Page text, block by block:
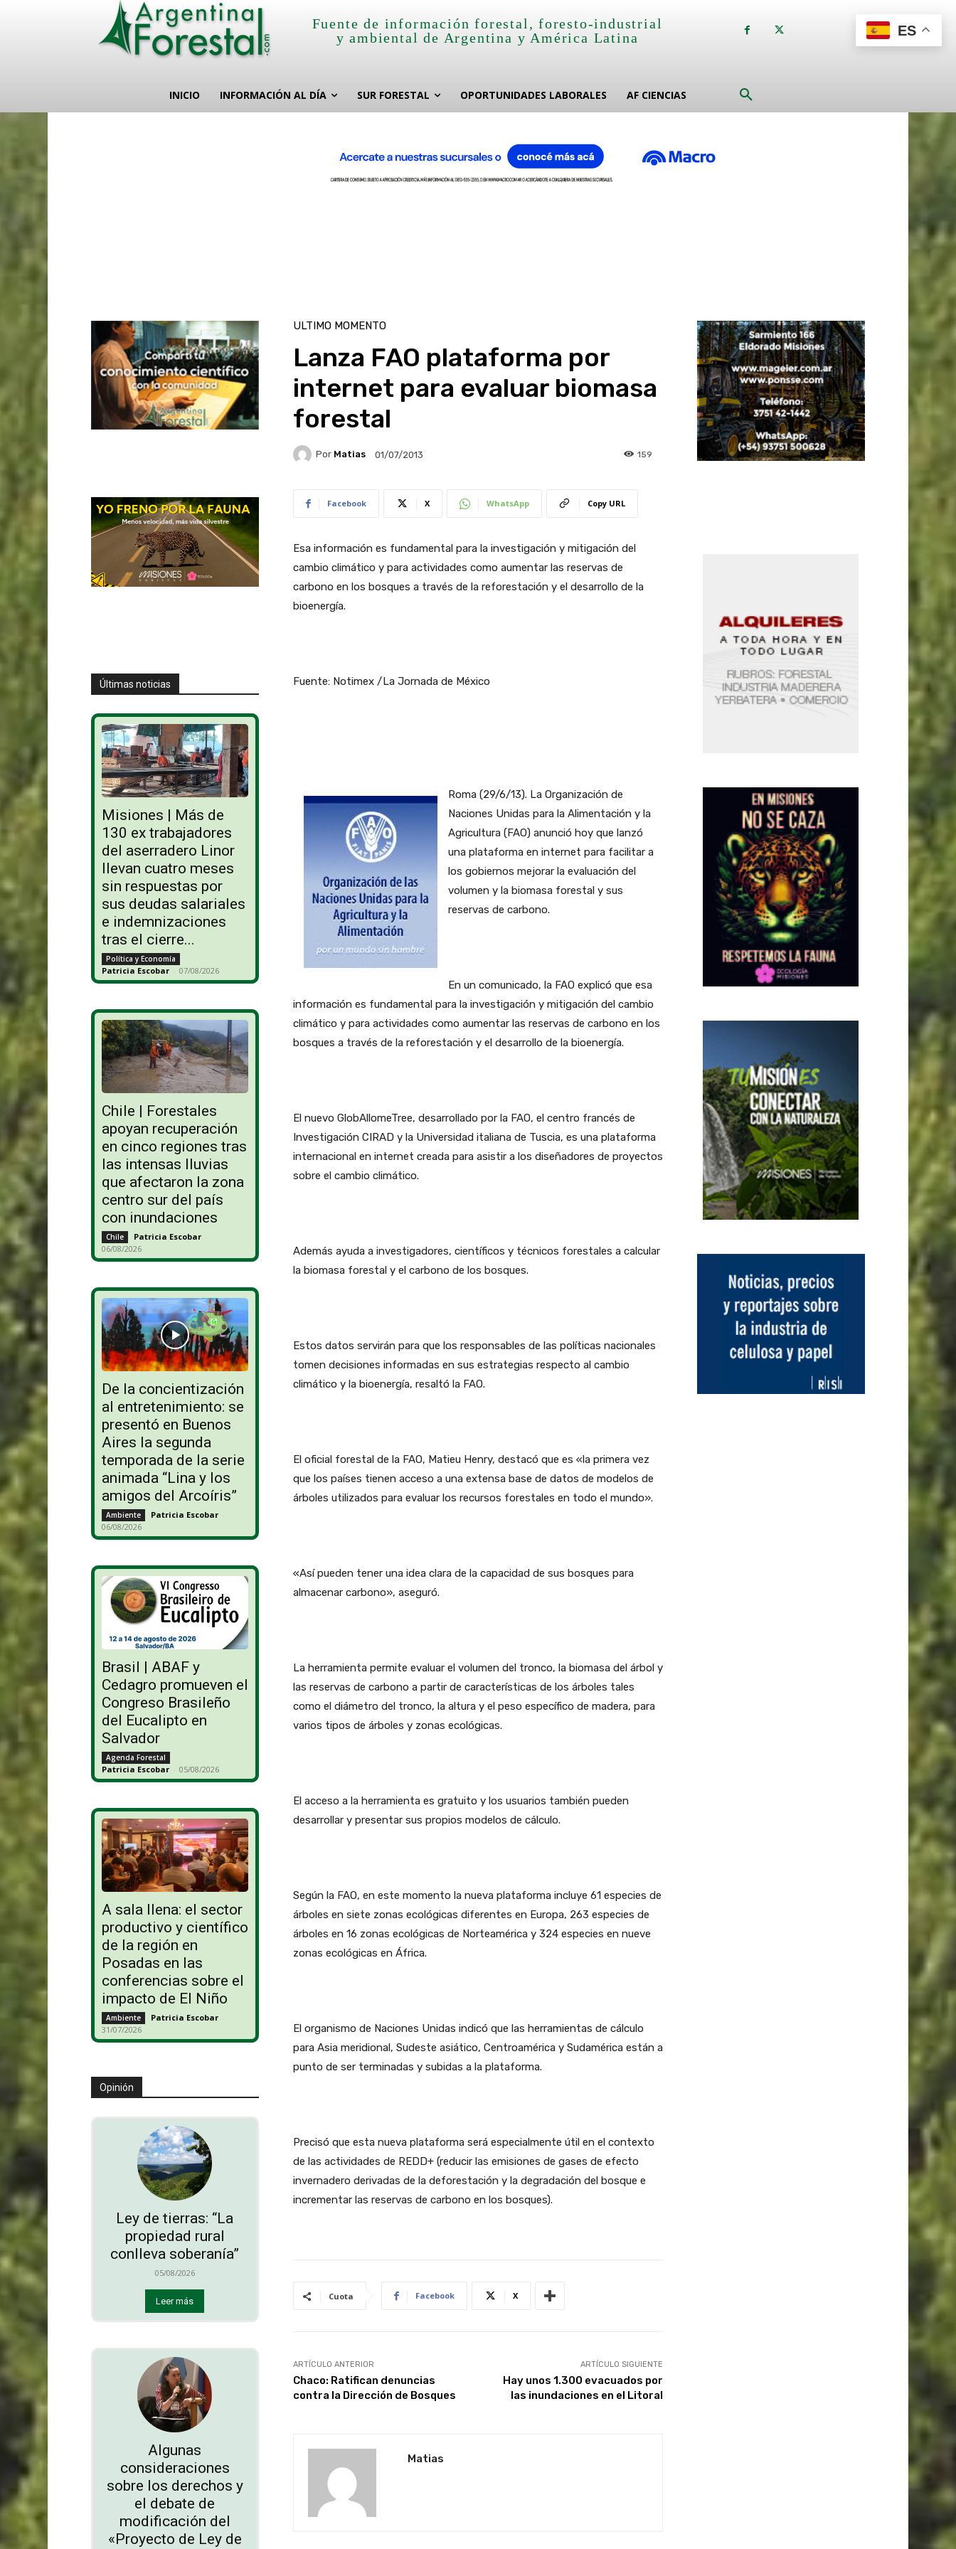
Fuente de información forestal, foresto-industrial
y ambiental de Argentina y América Latina
INICIO INFORMACIÓN AL DÍA SUR FORESTAL OPORTUNIDADES LABORALES AF CIENCIAS
Últimas noticias
Misiones | Más de
130 ex trabajadores
del aserradero Linor
llevan cuatro meses
sin respuestas por
sus deudas salariales
e indemnizaciones
tras el cierre...
Política y Economía
Patricia Escobar - 07/08/2026
Chile | Forestales
apoyan recuperación
en cinco regiones tras
las intensas lluvias
que afectaron la zona
centro sur del país
con inundaciones
Chile Patricia Escobar -
06/08/2026
De la concientización
al entretenimiento: se
presentó en Buenos
Aires la segunda
temporada de la serie
animada “Lina y los
amigos del Arcoíris”
Ambiente Patricia Escobar -
06/08/2026
Brasil | ABAF y
Cedagro promueven el
Congreso Brasileño
del Eucalipto en
Salvador
Agenda Forestal
Patricia Escobar - 05/08/2026
A sala llena: el sector
productivo y científico
de la región en
Posadas en las
conferencias sobre el
impacto de El Niño
Ambiente Patricia Escobar -
31/07/2026
Opinión
Ley de tierras: “La
propiedad rural
conlleva soberanía”
05/08/2026
Leer más
Algunas
consideraciones
sobre los derechos y
el debate de
modificación del
«Proyecto de Ley de
ULTIMO MOMENTO
Lanza FAO plataforma por
internet para evaluar biomasa
forestal
Por Matias 01/07/2013 159
Facebook X WhatsApp Copy URL
Esa información es fundamental para la investigación y mitigación del
cambio climático y para actividades como aumentar las reservas de
carbono en los bosques a través de la reforestación y el desarrollo de la
bioenergía.
Fuente: Notimex /La Jornada de México
Roma (29/6/13). La Organización de
Naciones Unidas para la Alimentación y la
Agricultura (FAO) anunció hoy que lanzó
una plataforma en internet para facilitar a
los gobiernos mejorar la evaluación del
volumen y la biomasa forestal y sus
reservas de carbono.
En un comunicado, la FAO explicó que esa
información es fundamental para la investigación y mitigación del cambio
climático y para actividades como aumentar las reservas de carbono en los
bosques a través de la reforestación y el desarrollo de la bioenergía.
El nuevo GlobAllomeTree, desarrollado por la FAO, el centro francés de
Investigación CIRAD y la Universidad italiana de Tuscia, es una plataforma
internacional en internet creada para asistir a los diseñadores de proyectos
sobre el cambio climático.
Además ayuda a investigadores, científicos y técnicos forestales a calcular
la biomasa forestal y el carbono de los bosques.
Estos datos servirán para que los responsables de las políticas nacionales
tomen decisiones informadas en sus estrategias respecto al cambio
climático y la bioenergía, resaltó la FAO.
El oficial forestal de la FAO, Matieu Henry, destacó que es «la primera vez
que los países tienen acceso a una extensa base de datos de modelos de
árboles utilizados para evaluar los recursos forestales en todo el mundo».
«Así pueden tener una idea clara de la capacidad de sus bosques para
almacenar carbono», aseguró.
La herramienta permite evaluar el volumen del tronco, la biomasa del árbol y
las reservas de carbono a partir de características de los árboles tales
como el diámetro del tronco, la altura y el peso específico de madera, para
varios tipos de árboles y zonas ecológicas.
El acceso a la herramienta es gratuito y los usuarios también pueden
desarrollar y presentar sus propios modelos de cálculo.
Según la FAO, en este momento la nueva plataforma incluye 61 especies de
árboles en siete zonas ecológicas diferentes en Europa, 263 especies de
árboles en 16 zonas ecológicas de Norteamérica y 324 especies en nueve
zonas ecológicas en África.
El organismo de Naciones Unidas indicó que las herramientas de cálculo
para Asia meridional, Sudeste asiático, Centroamérica y Sudamérica están a
punto de ser terminadas y subidas a la plataforma.
Precisó que esta nueva plataforma será especialmente útil en el contexto
de las actividades de REDD+ (reducir las emisiones de gases de efecto
invernadero derivadas de la deforestación y la degradación del bosque e
incrementar las reservas de carbono en los bosques).
Cuota Facebook X
ARTÍCULO ANTERIOR
Chaco: Ratifican denuncias
contra la Dirección de Bosques
ARTÍCULO SIGUIENTE
Hay unos 1.300 evacuados por
las inundaciones en el Litoral
Matias
ES